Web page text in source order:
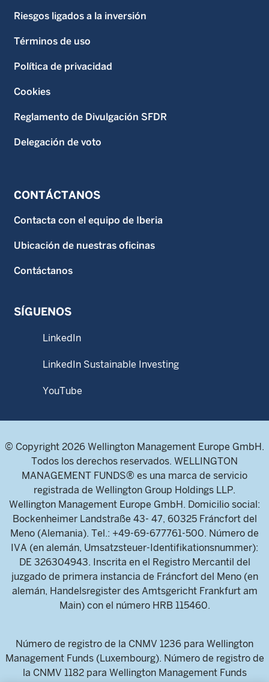
Riesgos ligados a la inversión
Términos de uso
Política de privacidad
Cookies
Reglamento de Divulgación SFDR
Delegación de voto
CONTÁCTANOS
Contacta con el equipo de Iberia
Ubicación de nuestras oficinas
Contáctanos
SÍGUENOS
LinkedIn
LinkedIn Sustainable Investing
YouTube
© Copyright 2026 Wellington Management Europe GmbH.
Todos los derechos reservados. WELLINGTON
MANAGEMENT FUNDS® es una marca de servicio
registrada de Wellington Group Holdings LLP.
Wellington Management Europe GmbH. Domicilio social:
Bockenheimer Landstraße 43- 47, 60325 Fráncfort del
Meno (Alemania). Tel.: +49-69-677761-500. Número de
IVA (en alemán, Umsatzsteuer-Identifikationsnummer):
DE 326304943. Inscrita en el Registro Mercantil del
juzgado de primera instancia de Fráncfort del Meno (en
alemán, Handelsregister des Amtsgericht Frankfurt am
Main) con el número HRB 115460.
Número de registro de la CNMV 1236 para Wellington
Management Funds (Luxembourg). Número de registro de
la CNMV 1182 para Wellington Management Funds